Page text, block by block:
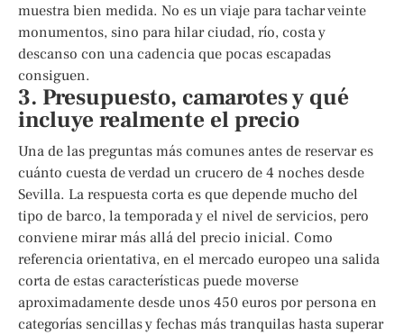
muestra bien medida. No es un viaje para tachar veinte
monumentos, sino para hilar ciudad, río, costa y
descanso con una cadencia que pocas escapadas
consiguen.
3. Presupuesto, camarotes y qué
incluye realmente el precio
Una de las preguntas más comunes antes de reservar es
cuánto cuesta de verdad un crucero de 4 noches desde
Sevilla. La respuesta corta es que depende mucho del
tipo de barco, la temporada y el nivel de servicios, pero
conviene mirar más allá del precio inicial. Como
referencia orientativa, en el mercado europeo una salida
corta de estas características puede moverse
aproximadamente desde unos 450 euros por persona en
categorías sencillas y fechas más tranquilas hasta superar